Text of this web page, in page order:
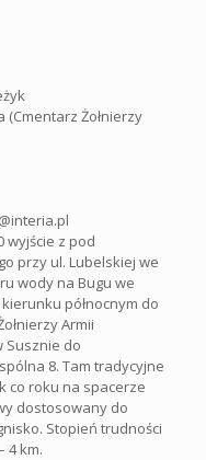
(Cmentarz Żołnierzy
wyjście z pod
przy ul. Lubelskiej we
wody na Bugu we
północnym do
Armii
Susznie do
8. Tam tradycyjne
co roku na spacerze
dostosowany do
Stopień trudności
4 km.